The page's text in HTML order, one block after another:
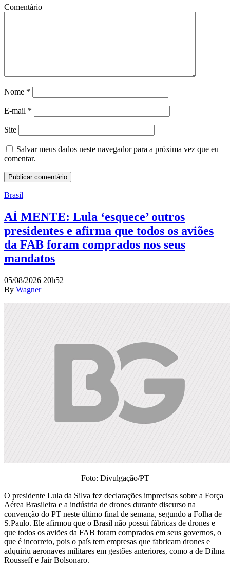
Comentário
Nome *
E-mail *
Site
Salvar meus dados neste navegador para a próxima vez que eu
comentar.
Brasil
AÍ MENTE: Lula ‘esquece’ outros
presidentes e afirma que todos os aviões
da FAB foram comprados nos seus
mandatos
05/08/2026 20h52
By Wagner
Foto: Divulgação/PT
O presidente Lula da Silva fez declarações imprecisas sobre a Força
Aérea Brasileira e a indústria de drones durante discurso na
convenção do PT neste último final de semana, segundo a Folha de
S.Paulo. Ele afirmou que o Brasil não possui fábricas de drones e
que todos os aviões da FAB foram comprados em seus governos, o
que é incorreto, pois o país tem empresas que fabricam drones e
adquiriu aeronaves militares em gestões anteriores, como a de Dilma
Rousseff e Jair Bolsonaro.